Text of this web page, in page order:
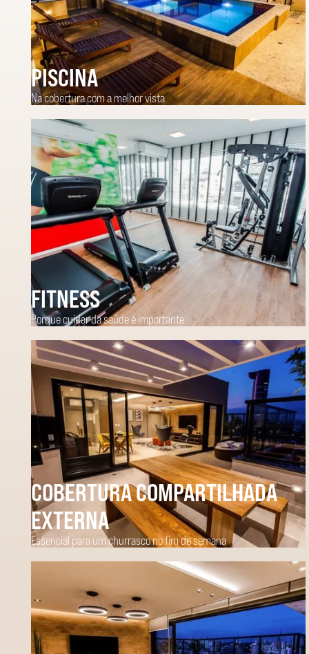
PISCINA
Na cobertura com a melhor vista
FITNESS
Porque cuidar da saúde é importante
COBERTURA COMPARTILHADA
EXTERNA
Essencial para um churrasco no fim de semana